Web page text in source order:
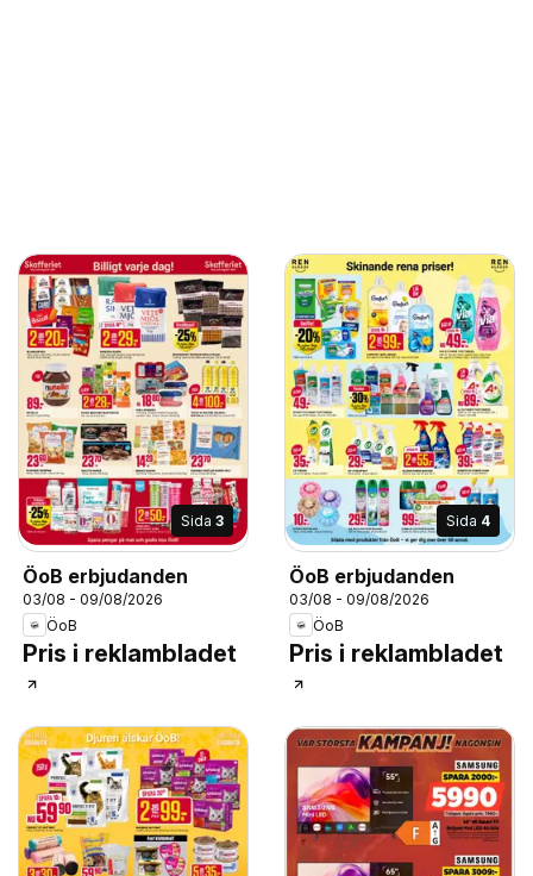
Sida 3
ÖoB erbjudanden
03/08 - 09/08/2026
ÖoB
Pris i reklambladet
Sida 4
ÖoB erbjudanden
03/08 - 09/08/2026
ÖoB
Pris i reklambladet